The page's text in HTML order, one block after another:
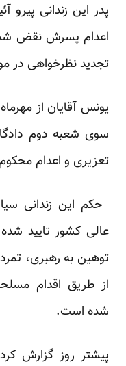
پدر این زندانی
اعدام پسرش نقض
تجدید نظرخواهی در
تعزیری و اعدام
عالی کشور تایید
توهین به رهبری،
از طریق اقدام
شده است.
پیشتر روزگزارش